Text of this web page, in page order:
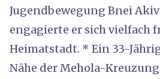
Jugendbewegung Bnei
engagierte er sich vielfach
Heimatstadt. * Ein 33-
Nähe der Mehola-